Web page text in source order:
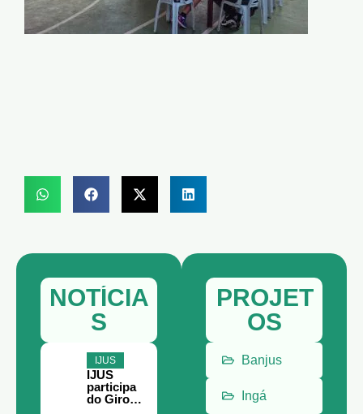
NOTÍCIA
S
IJUS
IJUS
participa
do Giro
PROJET
OS
Banjus
Ingá